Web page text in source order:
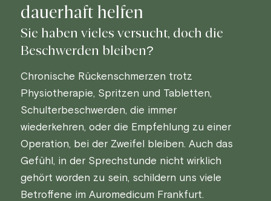
dauerhaft helfen
Sie haben vieles versucht, doch die
Beschwerden bleiben?
Chronische Rückenschmerzen trotz
Physiotherapie, Spritzen und Tabletten,
Schulterbeschwerden, die immer
wiederkehren, oder die Empfehlung zu einer
Operation, bei der Zweifel bleiben. Auch das
Gefühl, in der Sprechstunde nicht wirklich
gehört worden zu sein, schildern uns viele
Betroffene im Auromedicum Frankfurt.